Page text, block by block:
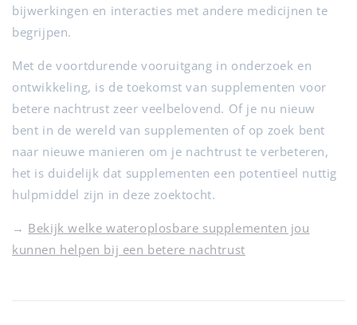
bijwerkingen en interacties met andere medicijnen te
begrijpen.
Met de voortdurende vooruitgang in onderzoek en
ontwikkeling, is de toekomst van supplementen voor
betere nachtrust zeer veelbelovend. Of je nu nieuw
bent in de wereld van supplementen of op zoek bent
naar nieuwe manieren om je nachtrust te verbeteren,
het is duidelijk dat supplementen een potentieel nuttig
hulpmiddel zijn in deze zoektocht.
→ Bekijk welke wateroplosbare supplementen jou
kunnen helpen bij een betere nachtrust